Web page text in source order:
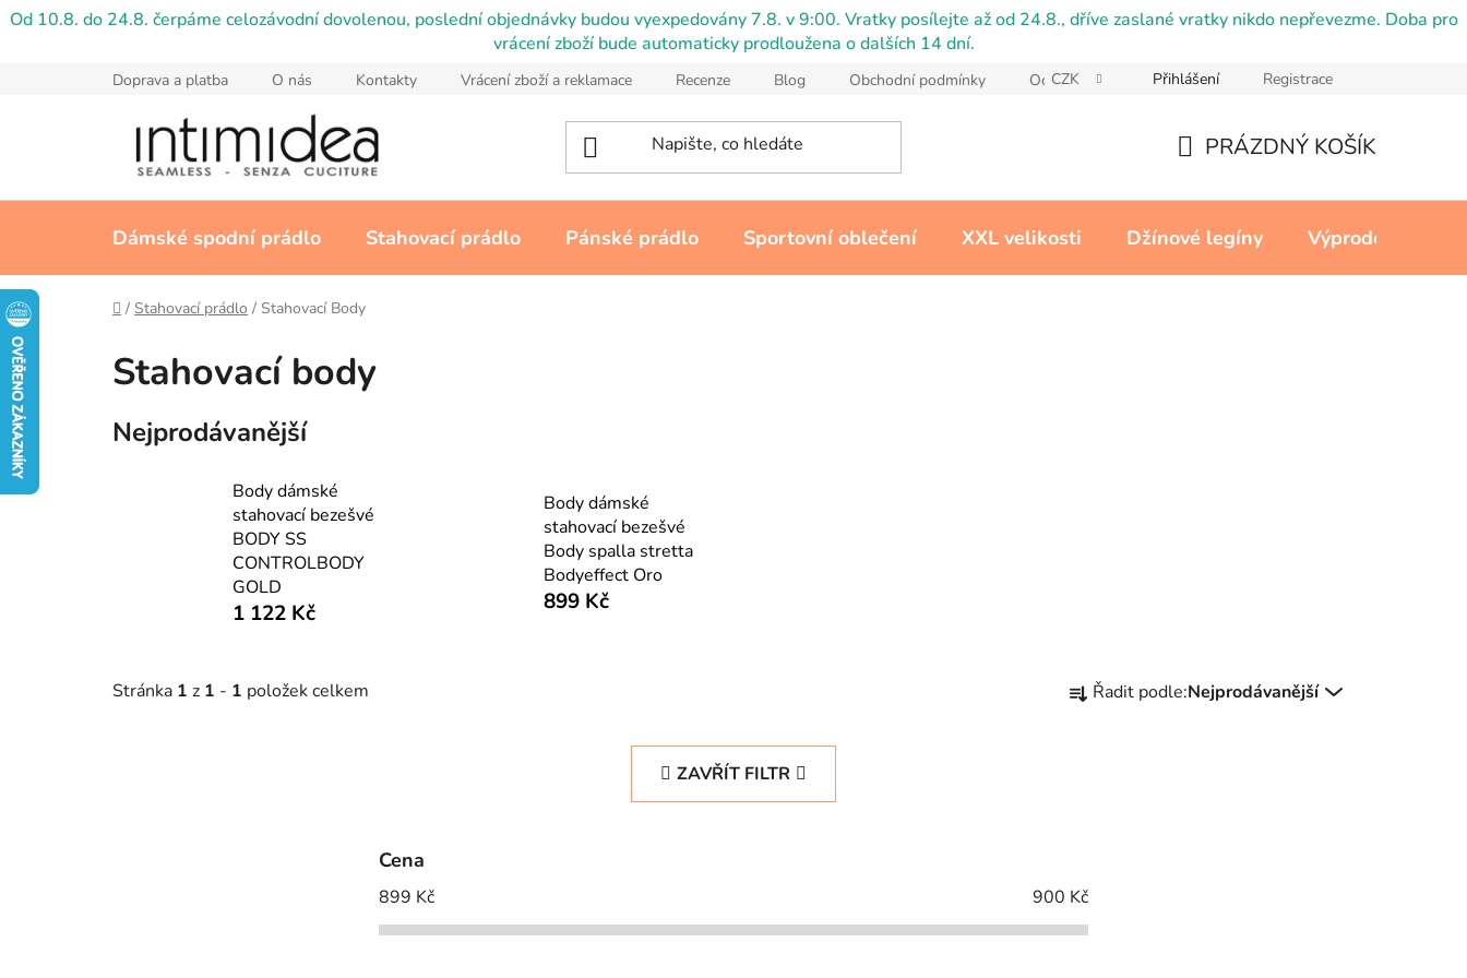
Přejít
Od 10.8. do 24.8. čerpáme celozávodní dovolenou, poslední objednávky budou vyexpedovány 7.8. v 9:00. Vratky posílejte až od 24.8., dříve zaslané vratky nikdo nepřevezme. Doba pro
vrácení zboží bude automaticky prodloužena o dalších 14 dní.
Doprava a platba O nás Kontakty Vrácení zboží a reklamace Recenze Blog Obchodní podmínky Ochrana osobních údajů Reklamační řád
CZK Přihlášení Registrace
KOŠÍK
PRÁZDNÝ KOŠÍK
Dámské spodní prádlo Stahovací prádlo Pánské prádlo Sportovní oblečení XXL velikosti Džínové legíny Výprodej
Domů
/ Stahovací prádlo / Stahovací Body
Stahovací body
Nejprodávanější
Body dámské
stahovací bezešvé
BODY SS
CONTROLBODY
GOLD
1 122 Kč
Body dámské
stahovací bezešvé
Body spalla stretta
Bodyeffect Oro
899 Kč
Stránka 1 z 1 - 1 položek celkem
a
o
d
Řadit podle:Nejprodávanější
ZAVŘÍT FILTR
Cena
899 Kč 900 Kč